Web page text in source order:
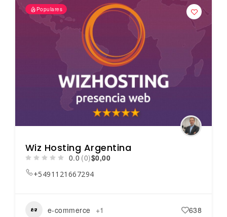
Populares
Wiz Hosting Argentina
0.0 (0)$0,00
+5491121667294
e-commerce +1 638